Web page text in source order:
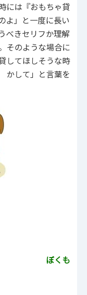
には『おもちゃ貸
よ」と一度に長い
べきセリフか理解
そのような場合に
してほしそうな時
かして」と言葉を
も